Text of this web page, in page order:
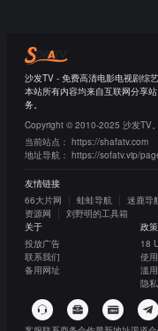
沙发TV - 免费高清电影电视剧综艺
本站所有内容均来自互联网分享
务。
Copyright © 2010-2025 沙发TV
当前站点： https://shafatv.com
地址导航： https://sofatv.vip/
友情链接
66大片网
蛙蛙导航 迷鹿导
资源网
刘野明的工具箱
关于
投放广告
联系我们
备用网址
政策
18
使
滥
隐